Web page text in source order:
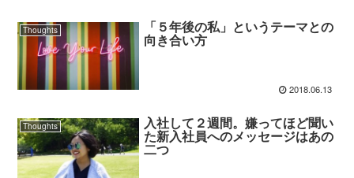
Thoughts 「５年後の私」というテーマとの
向き合い方
2018.06.13
Thoughts 入社して２週間。嫌ってほど聞い
た新入社員へのメッセージはあの
二つ